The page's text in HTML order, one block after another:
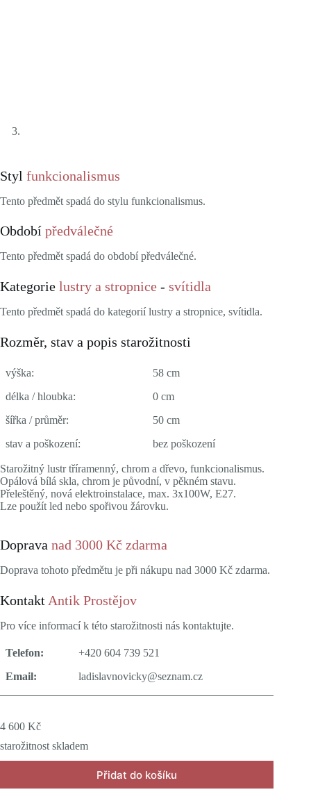
Styl funkcionalismus
Tento předmět spadá do stylu funkcionalismus.
Období předválečné
Tento předmět spadá do období předválečné.
Kategorie lustry a stropnice - svítidla
Tento předmět spadá do kategorií lustry a stropnice, svítidla.
Rozměr, stav a popis starožitnosti
výška:
58 cm
délka / hloubka:
0 cm
šířka / průměr:
50 cm
stav a poškození:
bez poškození
Starožitný lustr tříramenný, chrom a dřevo, funkcionalismus.
Opálová bílá skla, chrom je původní, v pěkném stavu.
Přeleštěný, nová elektroinstalace, max. 3x100W, E27.
Lze použít led nebo spořivou žárovku.
Doprava nad 3000 Kč zdarma
Doprava tohoto předmětu je při nákupu nad 3000 Kč zdarma.
Kontakt Antik Prostějov
Pro více informací k této starožitnosti nás kontaktujte.
Telefon:
+420 604 739 521
Email:
ladislavnovicky@seznam.cz
4 600 Kč
starožitnost skladem
Přidat do košíku